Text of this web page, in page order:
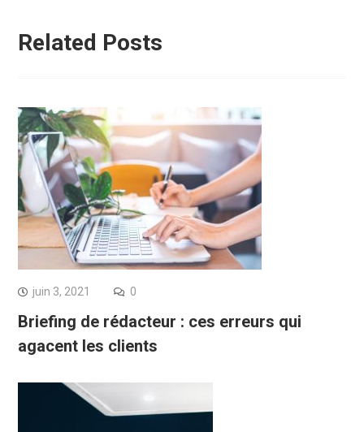
Related Posts
juin 3, 2021 0
Briefing de rédacteur : ces erreurs qui
agacent les clients